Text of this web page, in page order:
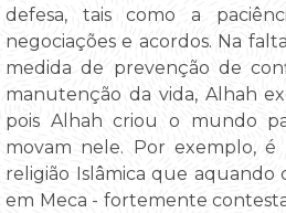
defesa, tais como a
negociações e acordos. Na
medida de prevenção de
manutenção da vida, Alhah
pois Alhah criou o mundo
movam nele. Por exemplo, é
religião Islâmica que aquando
em Meca - fortemente